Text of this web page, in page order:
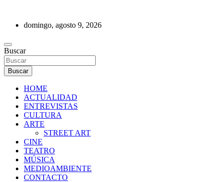
contenidodomingo, agosto 9, 2026
REVISTA DE PRENSA
Buscar
Buscar
HOME
ACTUALIDAD
ENTREVISTAS
CULTURA
ARTE
STREET ART
CINE
TEATRO
MÚSICA
MEDIOAMBIENTE
CONTACTO